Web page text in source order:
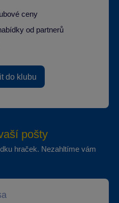
ceny
od partnerů
do klubu
pošty
hraček. Nezahltíme vám